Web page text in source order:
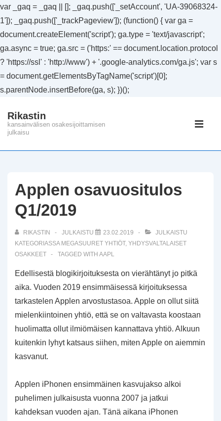
var _gaq = _gaq || []; _gaq.push(['_setAccount', 'UA-39068324-
1']); _gaq.push(['_trackPageview']); (function() { var ga =
document.createElement('script'); ga.type = 'text/javascript';
ga.async = true; ga.src = ('https:' == document.location.protocol
? 'https://ssl' : 'http://www') + '.google-analytics.com/ga.js'; var s
= document.getElementsByTagName('script')[0];
s.parentNode.insertBefore(ga, s); })();
Siirry
pääsisältöön
Rikastin
kansainvälisen osakesijoittamisen
julkaisu
Applen osavuositulos
Q1/2019
RIKASTIN JULKAISTU 23.02.2019
JULKAISTU
KATEGORIASSA MEGASUURET YHTIÖT, YHDYSVALTALAISET
OSAKKEET
TAGGED WITH AAPL
Edellisestä blogikirjoituksesta on vierähtänyt jo pitkä
aika. Vuoden 2019 ensimmäisessä kirjoituksessa
tarkastelen Applen arvostustasoa. Apple on ollut siitä
mielenkiintoinen yhtiö, että se on valtavasta koostaan
huolimatta ollut ilmiömäisen kannattava yhtiö. Alkuun
kuitenkin lyhyt katsaus siihen, miten Apple on aiemmin
kasvanut.
Applen iPhonen ensimmäinen kasvujakso alkoi
puhelimen julkaisusta vuonna 2007 ja jatkui
kahdeksan vuoden ajan. Tänä aikana iPhonen